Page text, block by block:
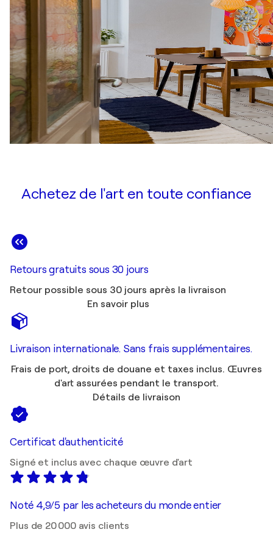
Achetez de l'art en toute confiance
Retours gratuits sous 30 jours
Retour possible sous 30 jours après la livraison
En savoir plus
Livraison internationale. Sans frais supplémentaires.
Frais de port, droits de douane et taxes inclus. Œuvres
d'art assurées pendant le transport.
Détails de livraison
Certificat d'authenticité
Signé et inclus avec chaque œuvre d'art
Noté 4,9/5 par les acheteurs du monde entier
Plus de 20 000 avis clients